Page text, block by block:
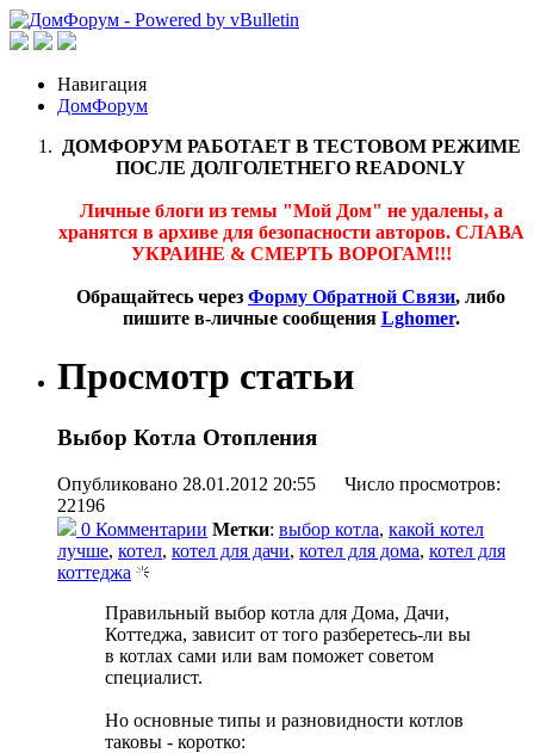
Навигация
ДомФорум
ДОМФОРУМ РАБОТАЕТ В ТЕСТОВОМ РЕЖИМЕ
ПОСЛЕ ДОЛГОЛЕТНЕГО READONLY
Личные блоги из темы "Мой Дом" не удалены, а
хранятся в архиве для безопасности авторов. СЛАВА
УКРАИНЕ & СМЕРТЬ ВОРОГАМ!!!
Обращайтесь через Форму Обратной Связи, либо
пишите в-личные сообщения Lghomer.
Просмотр статьи
Выбор Котла Отопления
Опубликовано 28.01.2012 20:55 Число просмотров:
22196
0 Комментарии Метки: выбор котла, какой котел
лучше, котел, котел для дачи, котел для дома, котел для
коттеджа
Правильный выбор котла для Дома, Дачи,
Коттеджа, зависит от того разберетесь-ли вы
в котлах сами или вам поможет советом
специалист.
Но основные типы и разновидности котлов
таковы - коротко: